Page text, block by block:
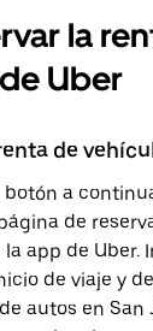
la
Uber
de
botón a
de
app de Uber.
de viaje y
autos en San